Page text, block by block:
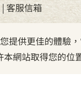
供更佳的體驗
網站取得您的位
| 客服信箱